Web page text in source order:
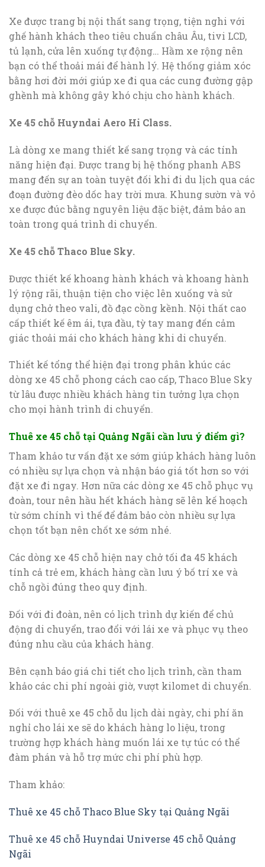
Xe được trang bị nội thất sang trọng, tiện nghi với
ghế hành khách theo tiêu chuẩn châu Âu, tivi LCD,
tủ lạnh, cửa lên xuống tự động… Hầm xe rộng nên
bạn có thể thoải mái để hành lý. Hệ thống giảm xóc
bằng hơi đời mới giúp xe đi qua các cung đường gập
ghềnh mà không gây khó chịu cho hành khách.
Xe 45 chỗ Huyndai Aero Hi Class.
Là dòng xe mang thiết kế sang trọng và các tính
năng hiện đại. Được trang bị hệ thống phanh ABS
mang đến sự an toàn tuyệt đối khi đi du lịch qua các
đoạn đường đèo dốc hay trời mưa. Khung sườn và vỏ
xe được đúc bằng nguyên liệu đặc biệt, đảm bảo an
toàn trong quá trình di chuyển.
Xe 45 chỗ Thaco Blue Sky.
Được thiết kế khoang hành khách và khoang hành
lý rộng rãi, thuận tiện cho việc lên xuống và sử
dụng chở theo vali, đồ đạc cồng kềnh. Nội thất cao
cấp thiết kế êm ái, tựa đầu, tỳ tay mang đến cảm
giác thoải mái cho khách hàng khi di chuyển.
Thiết kế tổng thể hiện đại trong phân khúc các
dòng xe 45 chỗ phong cách cao cấp, Thaco Blue Sky
từ lâu được nhiều khách hàng tin tưởng lựa chọn
cho mọi hành trình di chuyển.
Thuê xe 45 chỗ tại Quảng Ngãi cần lưu ý điểm gì?
Tham khảo tư vấn đặt xe sớm giúp khách hàng luôn
có nhiều sự lựa chọn và nhận báo giá tốt hơn so với
đặt xe đi ngay. Hơn nữa các dòng xe 45 chỗ phục vụ
đoàn, tour nên hầu hết khách hàng sẽ lên kế hoạch
từ sớm chính vì thế để đảm bảo còn nhiều sự lựa
chọn tốt bạn nên chốt xe sớm nhé.
Các dòng xe 45 chỗ hiện nay chở tối đa 45 khách
tính cả trẻ em, khách hàng cần lưu ý bố trí xe và
chỗ ngồi đúng theo quy định.
Đối với đi đoàn, nên có lịch trình dự kiến để chủ
động di chuyển, trao đổi với lái xe và phục vụ theo
đúng nhu cầu của khách hàng.
Bên cạnh báo giá chi tiết cho lịch trình, cần tham
khảo các chi phí ngoài giờ, vượt kilomet di chuyển.
Đối với thuê xe 45 chỗ du lịch dài ngày, chi phí ăn
nghỉ cho lái xe sẽ do khách hàng lo liệu, trong
trường hợp khách hàng muốn lái xe tự túc có thể
đàm phán và hỗ trợ mức chi phí phù hợp.
Tham khảo:
Thuê xe 45 chỗ Thaco Blue Sky tại Quảng Ngãi
Thuê xe 45 chỗ Huyndai Universe 45 chỗ Quảng
Ngãi